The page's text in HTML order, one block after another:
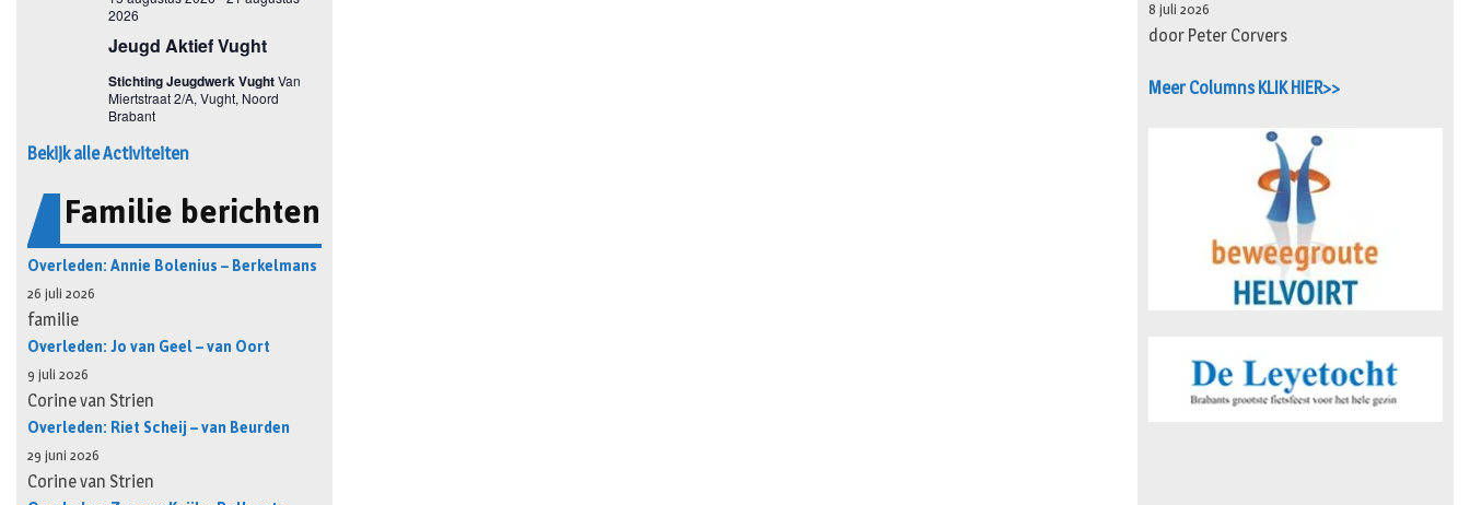
Bekijk alle Activiteiten
Familie berichten
Overleden: Annie Bolenius – Berkelmans
26 juli 2026
familie
Overleden: Jo van Geel – van Oort
9 juli 2026
Corine van Strien
Overleden: Riet Scheij – van Beurden
29 juni 2026
Corine van Strien
8 juli 2026
door Peter Corvers
Meer Columns KLIK HIER>>